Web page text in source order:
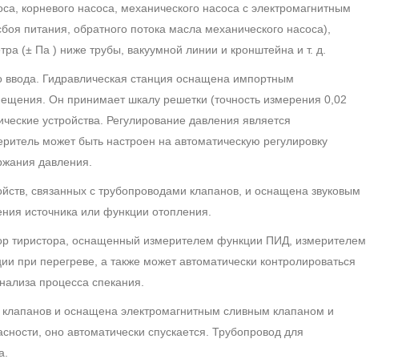
корневого насоса, механического насоса с электромагнитным
питания, обратного потока масла механического насоса),
(± Па ) ниже трубы, вакуумной линии и кронштейна и т. д.
ввода. Гидравлическая станция оснащена импортным
Он принимает шкалу решетки (точность измерения 0,02
устройства. Регулирование давления является
может быть настроен на автоматическую регулировку
давления.
связанных с трубопроводами клапанов, и оснащена звуковым
источника или функции отопления.
тиристора, оснащенный измерителем функции ПИД, измерителем
при перегреве, а также может автоматически контролироваться
процесса спекания.
и оснащена электромагнитным сливным клапаном и
оно автоматически спускается. Трубопровод для